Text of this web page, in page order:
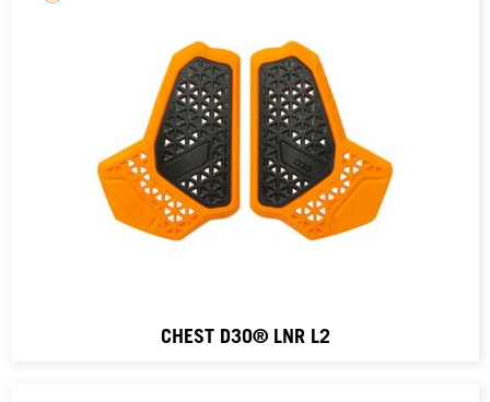
CHEST D3O® LNR L2